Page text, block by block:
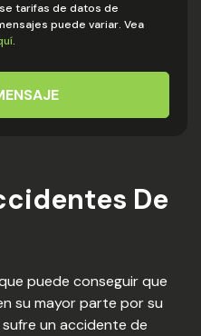
tarifas de datos de
puede variar. Vea
.
De
puede conseguir que
su mayor parte por su
un accidente de